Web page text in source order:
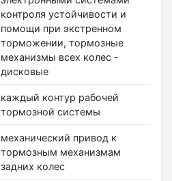
контроля устойчивости и
помощи при экстренном
торможении, тормозные
механизмы всех колес -
дисковые
каждый контур рабочей
тормозной системы
механический привод к
тормозным механизмам
задних колес